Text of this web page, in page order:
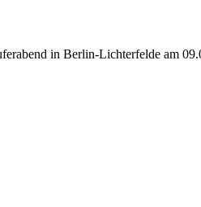
in Berlin-Lichterfelde am